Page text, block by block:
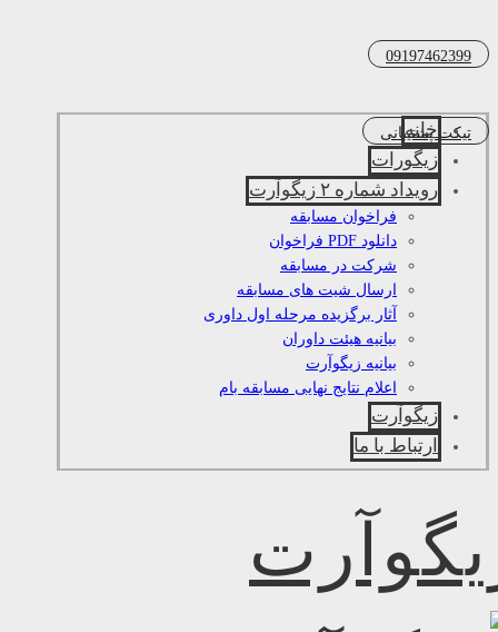
09197462399
تیکت پشتیبانی
خانه
زیگورات
رویداد شماره ۲ زیگوآرت
فراخوان مسابقه
دانلود PDF فراخوان
شرکت در مسابقه
ارسال شیت های مسابقه
آثار برگزیده مرحله اول داوری
بیانیه هیئت داوران
بیانیه زیگوآرت
اعلام نتایج نهایی مسابقه بام
زیگوآرت
ارتباط با ما